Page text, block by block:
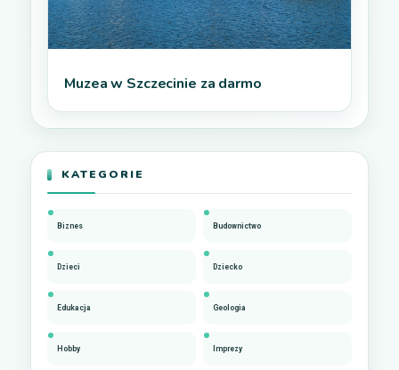
Muzea w Szczecinie za darmo
KATEGORIE
Biznes Budownictwo
Dzieci Dziecko
Edukacja Geologia
Hobby Imprezy